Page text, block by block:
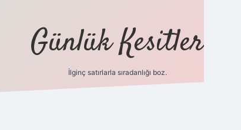
Günlük Kesitler
İlginç satırlarla sıradanlığı boz.